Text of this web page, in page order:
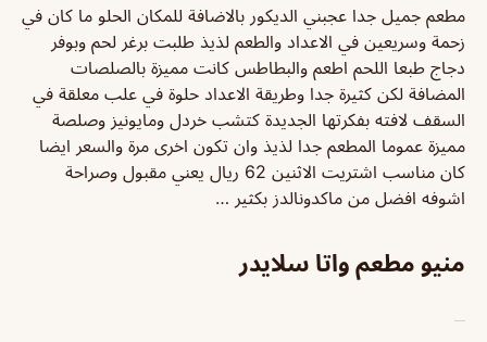
مطعم جميل جدا عجبني الديكور بالاضافة للمكان الحلو ما كان في
زحمة وسريعين في الاعداد والطعم لذيذ طلبت برغر لحم وبوفر
دجاج طبعا اللحم اطعم والبطاطس كانت مميزة بالصلصات
المضافة لكن كثيرة جدا وطريقة الاعداد حلوة في علب معلقة في
السقف لافته بفكرتها الجديدة كتشب خردل ومايونيز وصلصة
مميزة عموما المطعم جدا لذيذ وان تكون اخرى مرة والسعر ايضا
كان مناسب اشتريت الاثنين 62 ريال يعني مقبول وصراحة
اشوفه افضل من ماكدونالدز بكثير …
منيو مطعم واتا سلايدر